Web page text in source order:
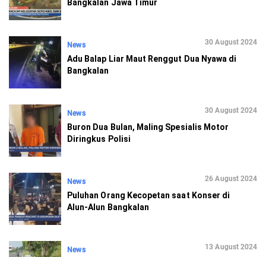
Bangkalan Jawa Timur
News 30 August 2024
Adu Balap Liar Maut Renggut Dua Nyawa di
Bangkalan
News 30 August 2024
Buron Dua Bulan, Maling Spesialis Motor
Diringkus Polisi
News 26 August 2024
Puluhan Orang Kecopetan saat Konser di
Alun-Alun Bangkalan
News 13 August 2024